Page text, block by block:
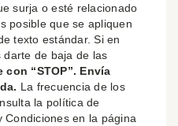
surja o esté relacionado
posible que se apliquen
texto estándar. Si en
darte de baja de las
con “STOP”. Envía
La frecuencia de los
la política de
Condiciones en la página